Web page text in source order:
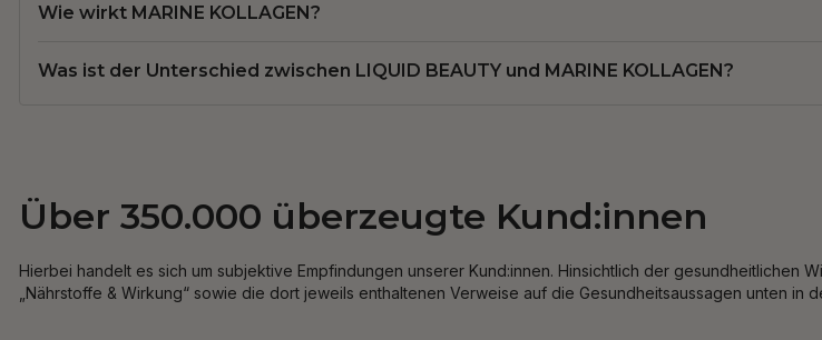
Wie wirkt MARINE KOLLAGEN?
Was ist der Unterschied zwischen LIQUID BEAUTY und MARINE KOLLAGEN?
Über 350.000 überzeugte Kund:innen
Hierbei handelt es sich um subjektive Empfindungen unserer Kund:innen. Hinsichtlich der
„Nährstoffe & Wirkung“ sowie die dort jeweils enthaltenen Verweise auf die Gesundheitsaussagen unten in